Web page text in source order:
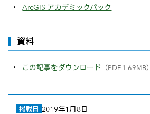
掲載日 2019年1月8日
ArcGIS アカデミックパック
資料
この記事をダウンロード （PDF 1.69MB）